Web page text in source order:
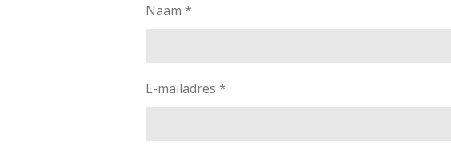
Naam *
E-mailadres *